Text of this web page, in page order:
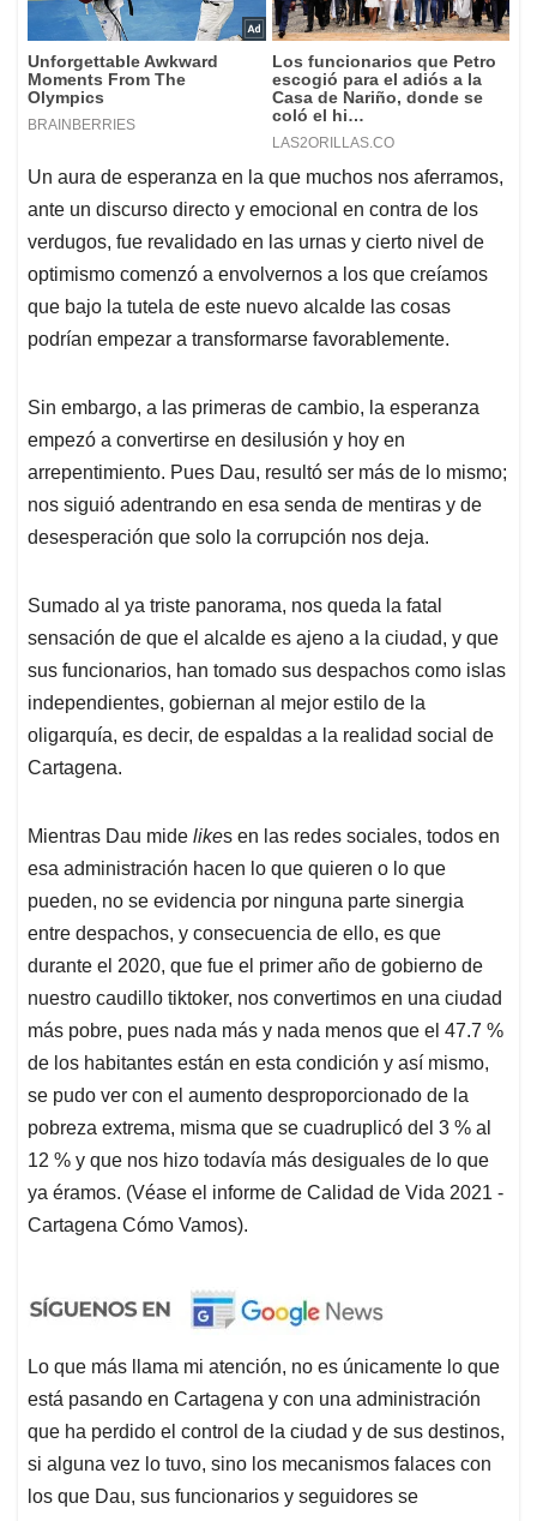
Un aura de esperanza en la que muchos nos aferramos,
ante un discurso directo y emocional en contra de los
verdugos, fue revalidado en las urnas y cierto nivel de
optimismo comenzó a envolvernos a los que creíamos
que bajo la tutela de este nuevo alcalde las cosas
podrían empezar a transformarse favorablemente.
Sin embargo, a las primeras de cambio, la esperanza
empezó a convertirse en desilusión y hoy en
arrepentimiento. Pues Dau, resultó ser más de lo mismo;
nos siguió adentrando en esa senda de mentiras y de
desesperación que solo la corrupción nos deja.
Sumado al ya triste panorama, nos queda la fatal
sensación de que el alcalde es ajeno a la ciudad, y que
sus funcionarios, han tomado sus despachos como islas
independientes, gobiernan al mejor estilo de la
oligarquía, es decir, de espaldas a la realidad social de
Cartagena.
Mientras Dau mide likes en las redes sociales, todos en
esa administración hacen lo que quieren o lo que
pueden, no se evidencia por ninguna parte sinergia
entre despachos, y consecuencia de ello, es que
durante el 2020, que fue el primer año de gobierno de
nuestro caudillo tiktoker, nos convertimos en una ciudad
más pobre, pues nada más y nada menos que el 47.7 %
de los habitantes están en esta condición y así mismo,
se pudo ver con el aumento desproporcionado de la
pobreza extrema, misma que se cuadruplicó del 3 % al
12 % y que nos hizo todavía más desiguales de lo que
ya éramos. (Véase el informe de Calidad de Vida 2021 -
Cartagena Cómo Vamos).
Lo que más llama mi atención, no es únicamente lo que
está pasando en Cartagena y con una administración
que ha perdido el control de la ciudad y de sus destinos,
si alguna vez lo tuvo, sino los mecanismos falaces con
los que Dau, sus funcionarios y seguidores se